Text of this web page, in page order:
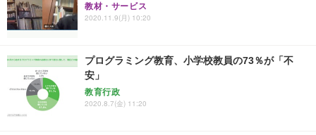
教材・サービス
2020.11.9(月) 10:20
プログラミング教育、小学校教員の73％が「不
安」
教育行政
2020.8.7(金) 11:20